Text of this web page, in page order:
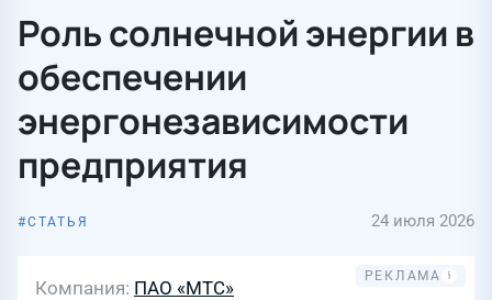
Роль солнечной энергии в
обеспечении
энергонезависимости
предприятия
СТАТЬЯ 24 июля 2026
Компания ПАО «МТС»